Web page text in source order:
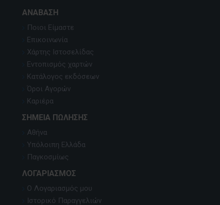
ΑΝΆΒΑΣΗ
Ποιοι Είμαστε
Επικοινωνία
Χάρτης Ιστοσελίδας
Εντοπισμός χαρτών
Κατάλογος εκδόσεων
Όροι Αγορών
Καριέρα
ΣΗΜΕΊΑ ΠΏΛΗΣΗΣ
Αθήνα
Υπόλοιπη Ελλάδα
Παγκοσμίως
ΛΟΓΑΡΙΑΣΜΌΣ
Ο Λογαριασμός μου
Ιστορικό Παραγγελιών